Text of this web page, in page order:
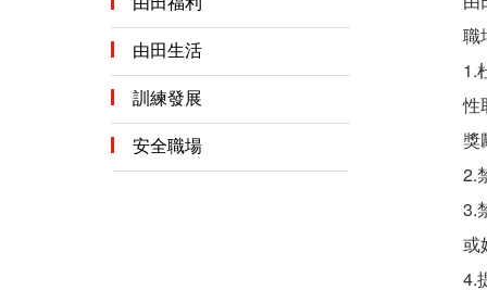
由田生活
自在由田
樂在由田
訓練發展
安全職場
職
1.
性
獎
2.
3.
或
4.